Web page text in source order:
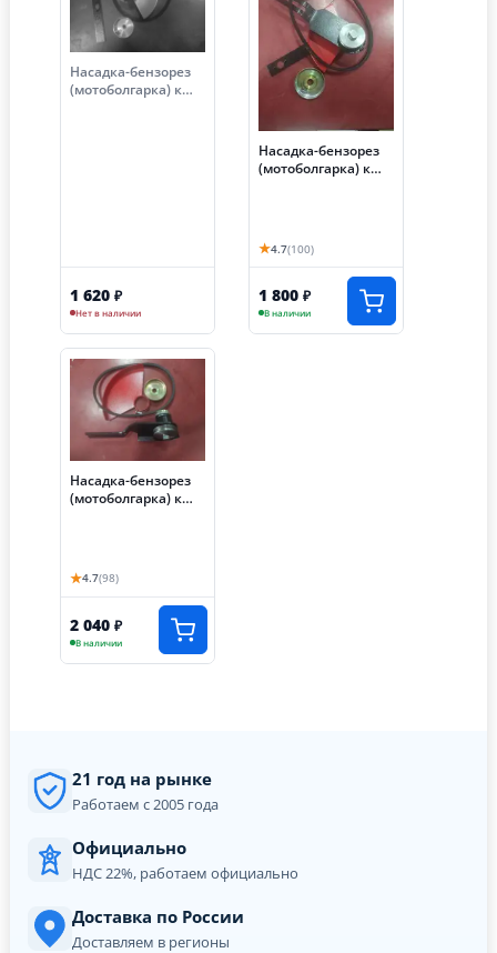
Насадка-бензорез
(мотоболгарка) к
1 620 ₽
Нет в наличии
Насадка-бензорез
(мотоболгарка) к
(Ø круга - 150 мм)
★4.7(100)
1 800 ₽
В наличии
Насадка-бензорез
(мотоболгарка) к
(Ø круга - 230 мм)
★4.7(98)
2 040 ₽
В наличии
21 год на рынке
Работаем с 2005 года
Официально
НДС 22%, работаем официально
Доставка по России
Доставляем в регионы